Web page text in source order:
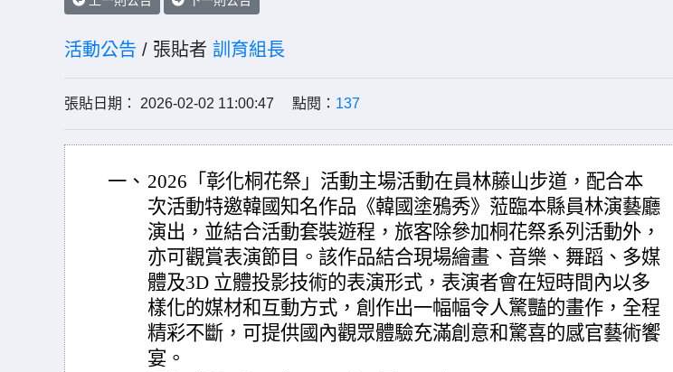
活動公告 / 張貼者 訓育組長
張貼日期： 2026-02-02 11:00:47 點閱： 137
一、 2026「彰化桐花祭」活動主場活動在員林藤山步道，配合本
次活動特邀韓國知名作品《韓國塗鴉秀》蒞臨本縣員林演藝廳
演出，並結合活動套裝遊程，旅客除參加桐花祭系列活動外，
亦可觀賞表演節目。該作品結合現場繪畫、音樂、舞蹈、多媒
體及3D 立體投影技術的表演形式，表演者會在短時間內以多
樣化的媒材和互動方式，創作出一幅幅令人驚豔的畫作，全程
精彩不斷，可提供國內觀眾體驗充滿創意和驚喜的感官藝術饗
宴。